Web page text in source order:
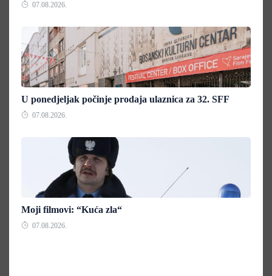
07.08.2026.
U ponedjeljak počinje prodaja ulaznica za 32. SFF
07.08.2026.
Moji filmovi: “Kuća zla“
07.08.2026.